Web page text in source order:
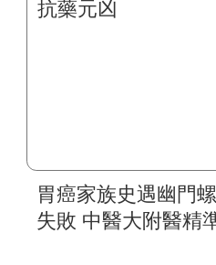
胃癌家族史遇幽門
失敗 中醫大附醫精